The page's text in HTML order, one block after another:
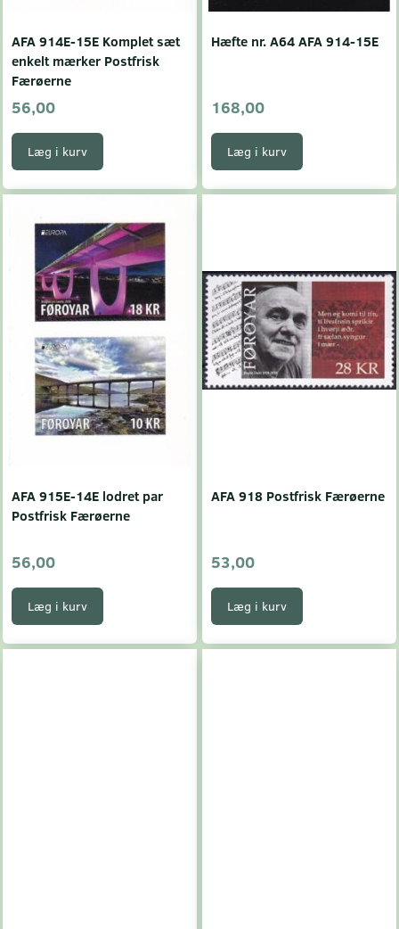
AFA 914E-15E Komplet sæt
enkelt mærker Postfrisk
Færøerne
56,00
Læg i kurv
Hæfte nr. A64 AFA 914-15E
168,00
Læg i kurv
AFA 915E-14E lodret par
Postfrisk Færøerne
56,00
Læg i kurv
AFA 918 Postfrisk Færøerne
53,00
Læg i kurv